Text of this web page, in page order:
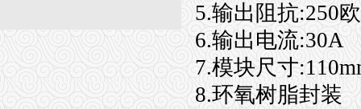
5.输出阻抗:250
6.输出电流:30A
7.模块尺寸
8.环氧树脂封装